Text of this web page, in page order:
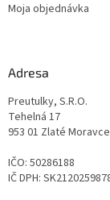
Moja objednávka
Adresa
Preutulky, S.R.O.
Tehelná 17
953 01 Zlaté Moravce
IČO: 50286188
IČ DPH: